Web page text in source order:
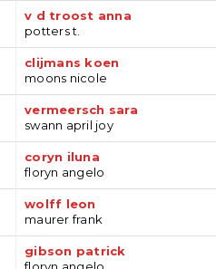
v d troost anna
potters t.
clijmans koen
moons nicole
vermeersch sara
swann april joy
coryn iluna
floryn angelo
wolff leon
maurer frank
gibson patrick